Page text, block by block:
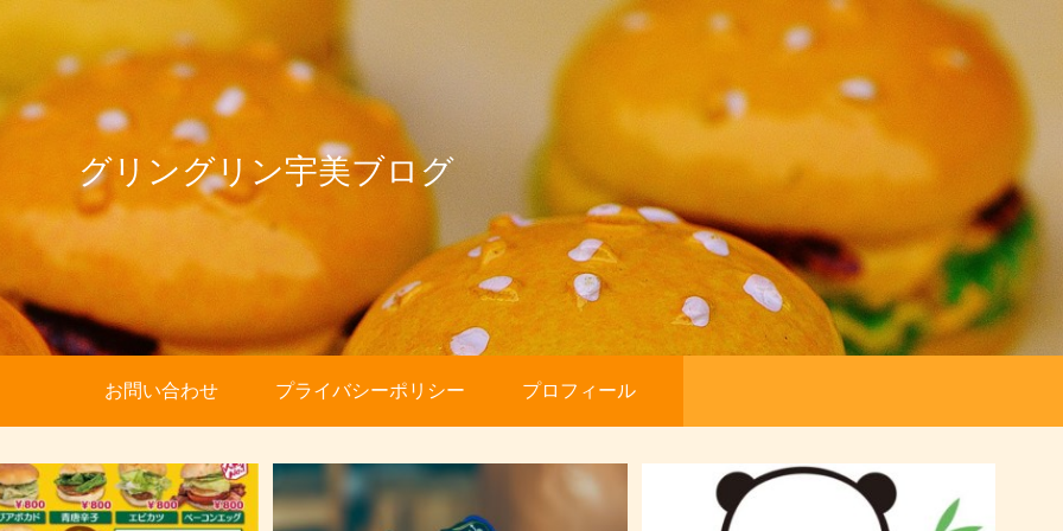
グリングリン宇美ブログ
お問い合わせ プライバシーポリシー プロフィール